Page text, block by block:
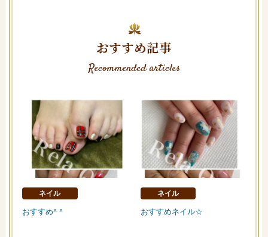
おすすめ記事
Recommended articles
ネイル
おすすめ^ ^
ネイル
おすすめネイル☆